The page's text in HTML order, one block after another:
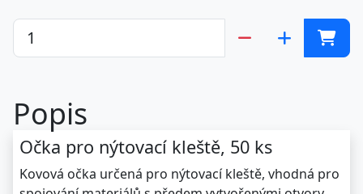
50ks - oranžová Kč 43,00
(52,03 s DPH)
50ks - rudá Kč 43,00
50ks - růžová
50ks - světle růžová
50ks - světle tyrkysová Kč 43,00
(52,03 s DPH)
Popis
Očka pro nýtovací kleště, 50 ks
Kovová očka určená pro nýtovací kleště, vhodná pro